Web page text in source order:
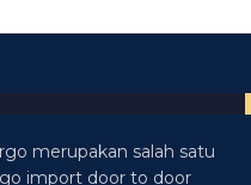
merupakan salah satu
import door to door